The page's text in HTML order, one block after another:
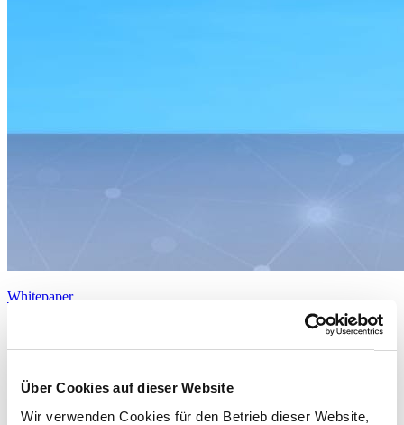
Über Cookies auf dieser Website
Wir verwenden Cookies für den Betrieb dieser Website,
Whitepaper
Mit integriertem Projektmanagement und PLM auf Erfolgskurs